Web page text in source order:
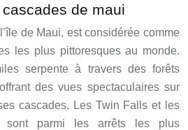
de maui
de Maui, est considérée comme
les plus pittoresques au monde.
serpente à travers des forêts
des vues spectaculaires sur
cascades. Les Twin Falls et les
sont parmi les arrêts les plus